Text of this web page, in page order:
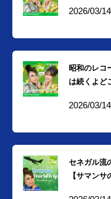
2026/03/14
昭和のレコ
は続くよど
2026/03/14
セネガル流
【サマンサ